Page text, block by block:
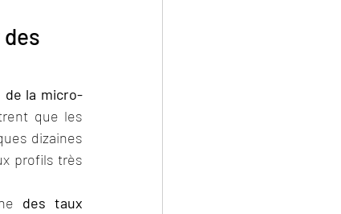
de la micro-
que les
dizaines
profils très
des taux